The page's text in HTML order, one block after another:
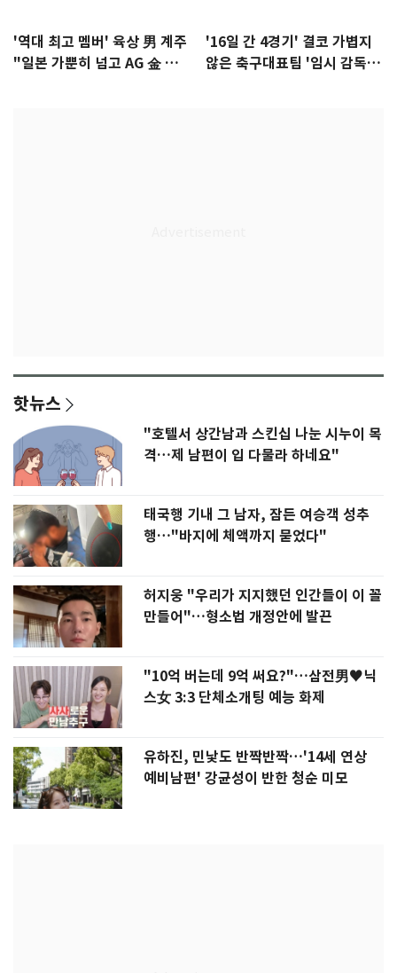
'역대 최고 멤버' 육상 男 계주
"일본 가뿐히 넘고 AG 金 따겠
'16일 간 4경기' 결코 가볍지
않은 축구대표팀 '임시 감독'
핫뉴스
"호텔서 상간남과 스킨십 나눈 시누이 목
격…제 남편이 입 다물라 하네요"
태국행 기내 그 남자, 잠든 여승객 성추
행…"바지에 체액까지 묻었다"
허지웅 "우리가 지지했던 인간들이 이 꼴
만들어"…형소법 개정안에 발끈
"10억 버는데 9억 써요?"…삼전男♥닉
스女 3:3 단체소개팅 예능 화제
유하진, 민낯도 반짝반짝…'14세 연상
예비남편' 강균성이 반한 청순 미모